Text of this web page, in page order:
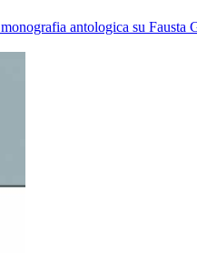
antologica su